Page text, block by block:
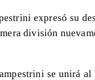
expresó su
división
se unirá al